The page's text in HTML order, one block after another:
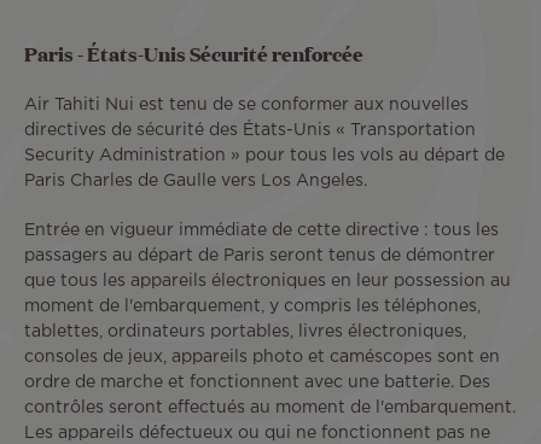
Paris - États-Unis Sécurité renforcée
Air Tahiti Nui est tenu de se conformer aux nouvelles
directives de sécurité des États-Unis « Transportation
Security Administration » pour tous les vols au départ de
Paris Charles de Gaulle vers Los Angeles.
Entrée en vigueur immédiate de cette directive : tous les
passagers au départ de Paris seront tenus de démontrer
que tous les appareils électroniques en leur possession au
moment de l'embarquement, y compris les téléphones,
tablettes, ordinateurs portables, livres électroniques,
consoles de jeux, appareils photo et caméscopes sont en
ordre de marche et fonctionnent avec une batterie. Des
contrôles seront effectués au moment de l'embarquement.
Les appareils défectueux ou qui ne fonctionnent pas ne